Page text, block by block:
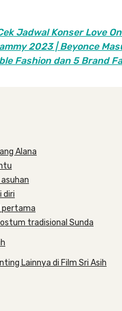
Jadwal Konser Love
2023 | Beyonce
Fashion dan 5 Brand
Alana
diri
pertama
tradisional Sunda
Lainnya di Film Sri Asih